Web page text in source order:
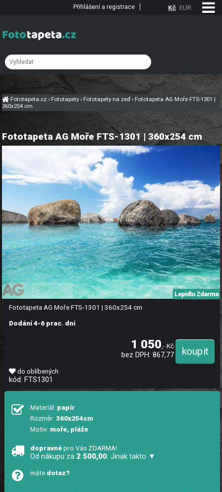
Fototapeta.cz› Fototapety› Fototapety na zeď› Fototapeta AG Moře FTS-1301 |
360x254 cm
Fototapeta AG Moře FTS-1301 | 360x254 cm
Fototapeta AG Moře FTS-1301 | 360x254 cm
Lepidlo Zdarma
Dodání 4-6 prac. dní
1 050,- Kč
bez DPH: 867,77
do oblíbených
kód: FTS1301
Materiál: papír
Rozměr: 360x254cm
Motiv: moře, pláže
dopravnépro Vás ZDARMA!
Od nákupu za 2 500,00. Jinak takto ▼
máte dotaz?
Kč EUR
Přihlášení a registrace